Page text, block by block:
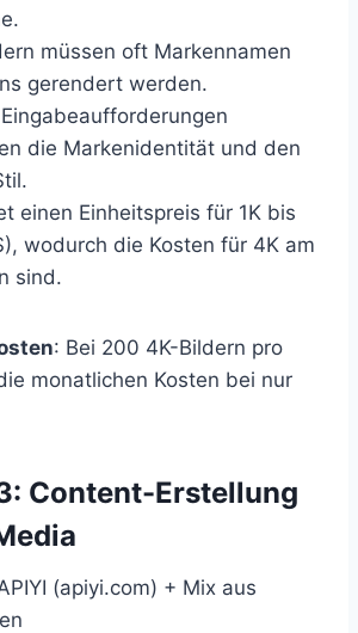
müssen oft Markennamen
gerendert werden.
die Markenidentität und den
einen Einheitspreis für 1K bis
wodurch die Kosten für 4K am
sind.
: Bei 200 4K-Bildern pro
monatlichen Kosten bei nur
Content-Erstellung
(apiyi.com) + Mix aus